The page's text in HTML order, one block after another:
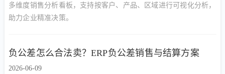
多维度销售分析看板，支持按客户、产品、区域进行可视化分析，
助力企业精准决策。
负公差怎么合法卖？ERP负公差销售与结算方案
2026-06-09